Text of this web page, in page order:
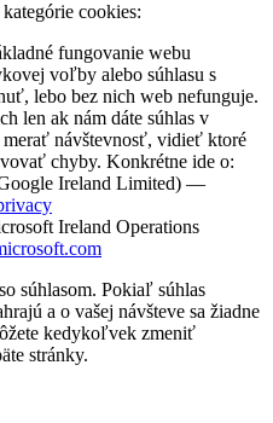
cookies:
fungovanie webu
voľby alebo súhlasu s
lebo bez nich web nefunguje.
len ak nám dáte súhlas v
merať návštevnosť, vidieť ktoré
chyby. Konkrétne ide o:
Ireland Limited) —
Ireland Operations
súhlasom. Pokiaľ súhlas
a o vašej návšteve sa žiadne
kedykoľvek zmeniť
stránky.